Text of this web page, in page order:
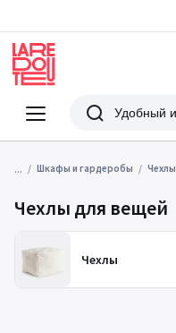
Меню
Redoute
Поиск
... Шкафы и гардеробы Чехлы
Чехлы для вещей
Чехлы